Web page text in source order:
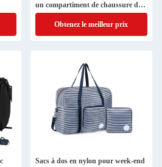
un compartiment de chaussure de
poche humide
Obtenez le meilleur prix
Sacs à dos en nylon pour week-end